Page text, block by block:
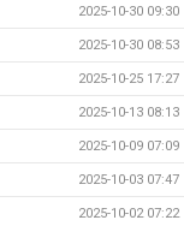
2025-10-30 09:30
2025-10-30 08:53
2025-10-25 17:27
2025-10-13 08:13
2025-10-09 07:09
2025-10-03 07:47
2025-10-02 07:22